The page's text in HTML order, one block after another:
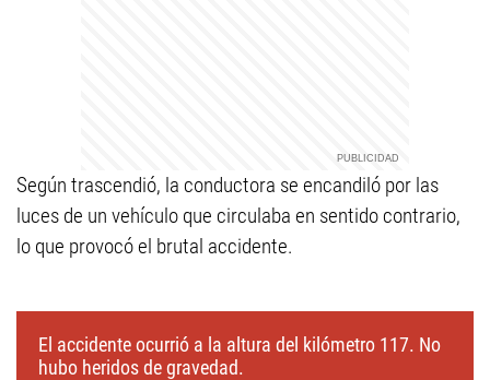
Según trascendió, la conductora se encandiló por las
luces de un vehículo que circulaba en sentido contrario,
lo que provocó el brutal accidente.
El accidente ocurrió a la altura del kilómetro 117. No
hubo heridos de gravedad.